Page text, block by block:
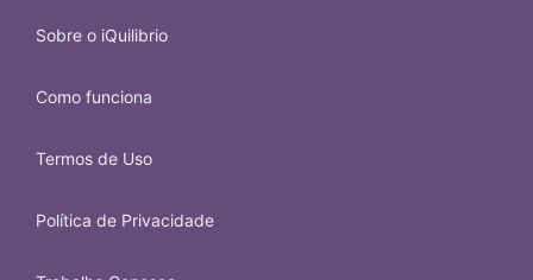
Através da mediunidade espiritual, obtenha
sonhos e as mensagens que eles trazem.
3x de R$ 27,67
Maio de 2026
Sobre o iQuilibrio
Como funciona
Termos de Uso
Política de Privacidade